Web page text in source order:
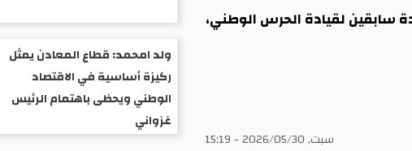
سابقين لقيادة الحرس الوطني،
سبت, 2026/05/30 - 15:19
ولد امحمد: قطاع المعادن يمثل
ركيزة أساسية في الاقتصاد
الوطني ويحظى باهتمام الرئيس
غزواني